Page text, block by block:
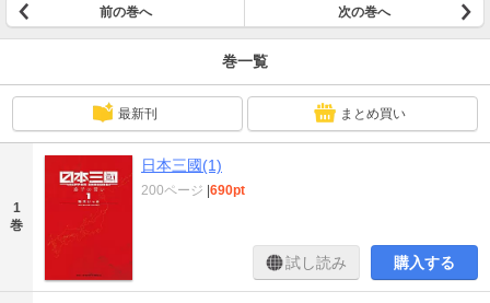
前の巻へ 次の巻へ
巻一覧
最新刊 まとめ買い
1
巻
日本三國(1)
200ページ 690pt
試し読み 購入する